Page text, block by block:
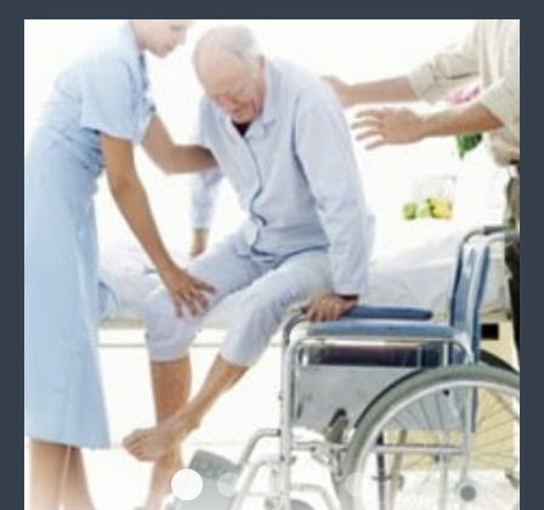
Обучение навыкам ухода
Услуга няниУслуга дневной присмотр
Услуги дневного
Услуга персонального